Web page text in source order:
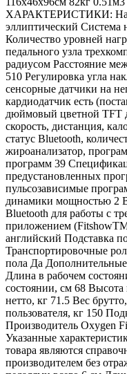
ХАРАКТЕРИСТИКИ:
эллиптический Система
Количество уровней
педального узла
радиусом Расстояние
510 Регулировка угла
сенсорные датчики на
кардиодатчик есть
дюймовый цветной TFT
скорость, дистанция,
статус Bluetooth,
жироанализатор,
программ 39
предустановленных
пульсозависимые
динамики мощностью 2
Bluetooth для работы с
приложением
английский Подставка
Транспортировочные
пола Да
Длина в рабочем
состоянии, см 68
нетто, кг 71.5 Вес
пользователя, кг 150
Производитель Oxygen
Указанные
товара являются
производителем без